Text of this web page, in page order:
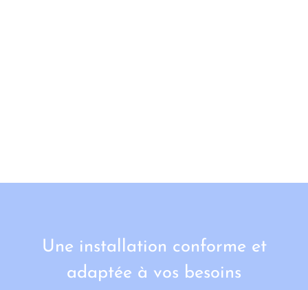
Une installation conforme et
adaptée à vos besoins